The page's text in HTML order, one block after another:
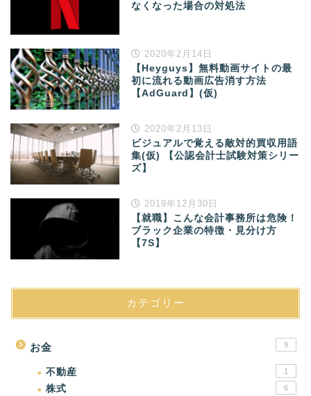
なくなった場合の対処法
2020年2月14日
【Heyguys】無料動画サイトの最
初に流れる動画広告消す方法
【AdGuard】(仮)
2020年2月13日
ビジュアルで覚える敵対的買収用語
集(仮) 【公認会計士試験対策シリー
ズ】
2019年12月30日
【就職】こんな会計事務所は危険！
ブラック企業の特徴・見分け方
【7S】
カテゴリー
お金 9
不動産 1
株式 6